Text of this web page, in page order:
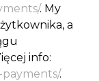
. My
a
info:
.